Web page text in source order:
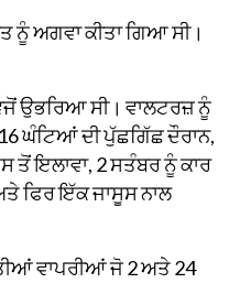
ਨੂੰ ਅਗਵਾ ਕੀਤਾ ਗਿਆ ਸੀ।
ਉਭਰਿਆ ਸੀ। ਵਾਲਟਰਜ਼ ਨੂੰ
ਘੰਟਿਆਂ ਦੀ ਪੁੱਛਗਿੱਛ ਦੌਰਾਨ,
ਇਲਾਵਾ, 2 ਸਤੰਬਰ ਨੂੰ ਕਾਰ
ਫਿਰ ਇੱਕ ਜਾਸੂਸ ਨਾਲ
ਵਾਪਰੀਆਂ ਜੋ 2 ਅਤੇ 24